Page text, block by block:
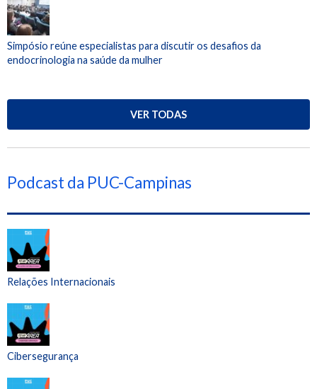
Simpósio reúne especialistas para discutir os desafios da
endocrinologia na saúde da mulher
VER TODAS
Podcast da PUC-Campinas
Relações Internacionais
Cibersegurança